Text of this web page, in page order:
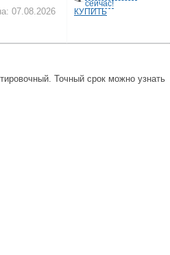
07.08.2026
сейчас!
КУПИТЬ
Точный срок можно узнать